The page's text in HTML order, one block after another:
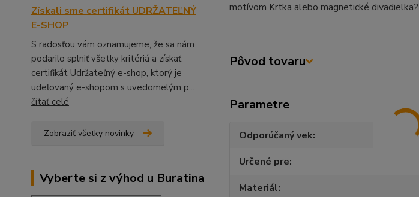
Získali sme certifikát UDRŽATEĽNÝ
E-SHOP
S radosťou vám oznamujeme, že sa nám
podarilo splniť všetky kritériá a získať
certifikát Udržateľný e-shop, ktorý je
udeľovaný e-shopom s uvedomelým p...
čítať celé
Zobraziť všetky novinky
Vyberte si z výhod u Buratina
motívom Krtka alebo magnetické divadielka?
Pôvod tovaru
Parametre
Odporúčaný vek
Určené pre
Materiál